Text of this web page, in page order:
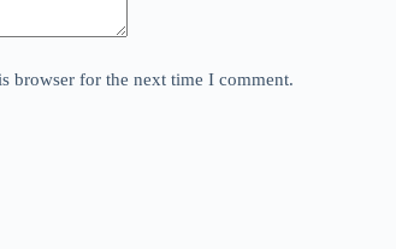
browser for the next time I comment.